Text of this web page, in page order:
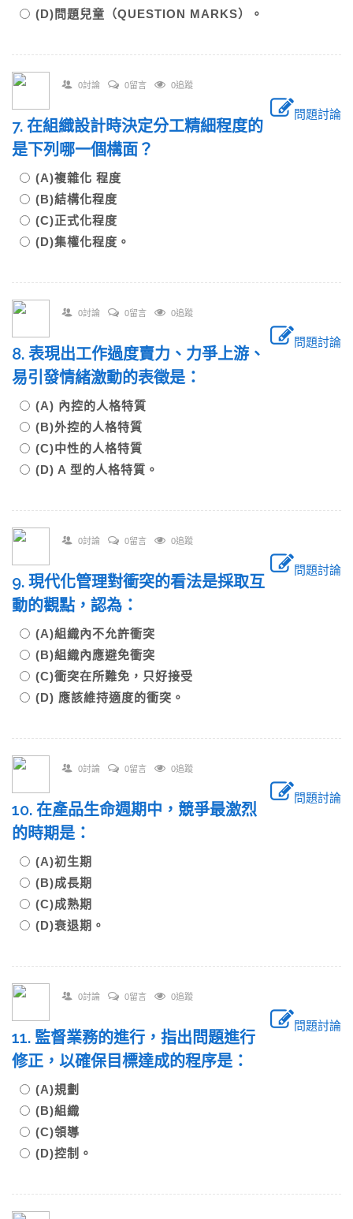
(D)問題兒童（QUESTION MARKS）。
0討論 0留言 0追蹤
問題討論
7. 在組織設計時決定分工精細程度的
是下列哪一個構面？
(A)複雜化 程度
(B)結構化程度
(C)正式化程度
(D)集權化程度。
0討論 0留言 0追蹤
問題討論
8. 表現出工作過度賣力、力爭上游、
易引發情緒激動的表徵是：
(A) 內控的人格特質
(B)外控的人格特質
(C)中性的人格特質
(D) A 型的人格特質。
0討論 0留言 0追蹤
問題討論
9. 現代化管理對衝突的看法是採取互
動的觀點，認為：
(A)組織內不允許衝突
(B)組織內應避免衝突
(C)衝突在所難免，只好接受
(D) 應該維持適度的衝突。
0討論 0留言 0追蹤
問題討論
10. 在產品生命週期中，競爭最激烈
的時期是：
(A)初生期
(B)成長期
(C)成熟期
(D)衰退期。
0討論 0留言 0追蹤
問題討論
11. 監督業務的進行，指出問題進行
修正，以確保目標達成的程序是：
(A)規劃
(B)組織
(C)領導
(D)控制。